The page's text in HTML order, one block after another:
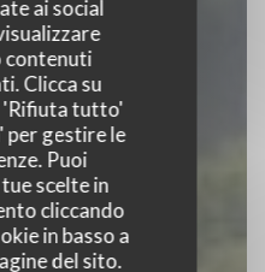
ai social
contenuti
Clicca su
tutto'
per gestire le
Puoi
scelte in
cliccando
in basso a
del sito.
Bac
|JUMIEGES